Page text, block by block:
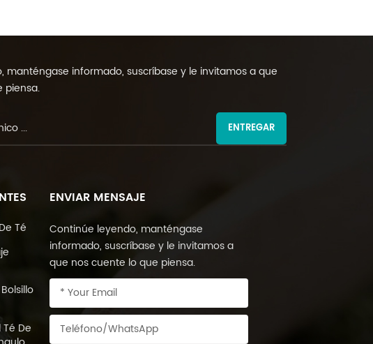
manténgase informado, suscríbase y le invitamos a que
piensa.
ENTREGAR
Té
De
ENVIAR MENSAJE
Continúe leyendo, manténgase
informado, suscríbase y le invitamos a
que nos cuente lo que piensa.